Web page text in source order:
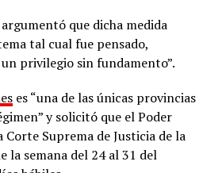
que dicha medida
tal cual fue pensado,
privilegio sin fundamento”.
es “una de las únicas provincias
y solicitó que el Poder
Corte Suprema de Justicia de la
la semana del 24 al 31 del